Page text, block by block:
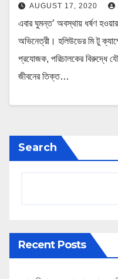
AUGUST 17, 2020
এবার ঘুমন্ত’ অবস্থায় ধর্ষণ
অভিনেত্রী। হলিউডের মি টু
প্রযোজক, পরিচালকের বিরুদ্ধে
জীবনের তিক্ত…
Search
Recent Posts